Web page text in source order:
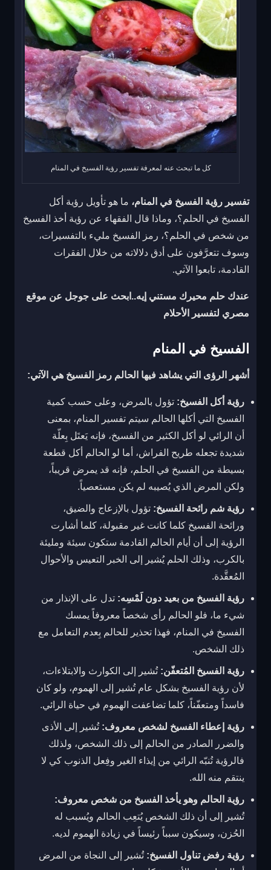
كل ما تبحث عنه لمعرفة تفسير رؤية الفسيخ في المنام
تفسير رؤية الفسيخ في المنام، ما هو تأويل رؤية أكل
الفسيخ في الحلم؟، وماذا قال الفقهاء عن رؤية أخذ الفسيخ
من شخص في الحلم؟، رمز الفسيخ مليء بالتفسيرات،
وسوف تتعرَّفون على أدق دلالاته من خلال الفقرات
القادمة، تابعوا الآتي.
عندك حلم محيرك مستني إيه..ابحث على جوجل عن موقع
مصري لتفسير الأحلام
الفسيخ في المنام
أشهر الرؤى التي يشاهد فيها الحالم رمز الفسيخ هي الآتي:
رؤية أكل الفسيخ: تؤول بالمرض، وعلى حسب كمية
الفسيخ التي أكلها الحالم سيتم تفسير المنام، بمعنى
أن الرائي لو أكل الكثير من الفسيخ، فإنه يَعتَل بِعلّة
شديدة تجعله طريح الفراش، أما لو الحالم أكل قطعة
بسيطة من الفسيخ في الحلم، فإنه قد يمرض قريباً،
ولكن المرض الذي يُصيبه لم يكن مستعصياً.
رؤية شم رائحة الفسيخ: تؤول بالإزعاج والضيق،
ورائحة الفسيخ كلما كانت غير مقبولة، كلما أشارت
الرؤية إلى أن أيام الحالم القادمة ستكون سيئة ومليئة
بالكرب، وذلك الحلم يُشير إلى الخبر التعيس والأحوال
المُعقَّدة.
رؤية الفسيخ من بعيد دون لَمْسِه: تدل على الإنذار من
شيء ما، فلو الحالم رأى شخصاً معروفاً يمسك
الفسيخ في المنام، فهذا تحذير للحالم بِعدم التعامل مع
ذلك الشخص.
رؤية الفسيخ المُتعفّن:تُشير إلى الكوارث والابتلاءات،
لأن رؤية الفسيخ بشكل عام تُشير إلى الهموم، ولو كان
فاسداً ومتعفّناً، كلما تضاعفت الهموم في حياة الرائي.
رؤية إعطاء الفسيخ لشخص معروف:تُشير إلى الأذى
والضرر الصادر من الحالم إلى ذلك الشخص، ولذلك
فالرؤية تُنبّه الرائي من إيذاء الغير وفِعل الذنوب كي لا
ينتقم منه الله.
رؤية الحالم وهو يأخذ الفسيخ من شخص معروف:
تُشير إلى أن ذلك الشخص يُتعِب الحالم ويُسبب له
الحُزن، وسيكون سبباً رئيساً في زيادة الهموم لديه.
رؤية رفض تناول الفسيخ:تُشير إلى النجاة من المرض